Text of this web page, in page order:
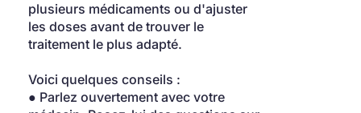
plusieurs médicaments ou d'ajuster
les doses avant de trouver le
traitement le plus adapté.
Voici quelques conseils :
● Parlez ouvertement avec votre